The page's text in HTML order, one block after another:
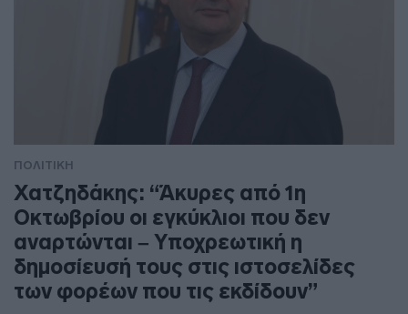
ΠΟΛΙΤΙΚΗ
Χατζηδάκης: “Άκυρες από 1η
Οκτωβρίου οι εγκύκλιοι που δεν
αναρτώνται – Υποχρεωτική η
δημοσίευσή τους στις ιστοσελίδες
των φορέων που τις εκδίδουν”